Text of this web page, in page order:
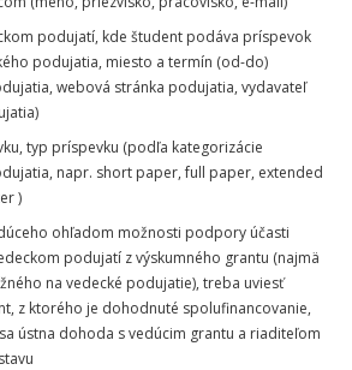
podujatí, kde študent podáva príspevok
podujatia, miesto a termín (od-do)
webová stránka podujatia, vydavateľ
typ príspevku (podľa kategorizácie
napr. short paper, full paper, extended
)
ohľadom možnosti podpory účasti
podujatí z výskumného grantu (najmä
na vedecké podujatie), treba uviesť
z ktorého je dohodnuté spolufinancovanie,
ústna dohoda s vedúcim grantu a riaditeľom